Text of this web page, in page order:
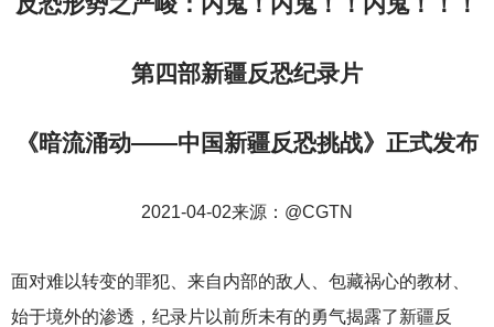
第四部新疆反恐纪录片
《暗流涌动——中国新疆反恐挑战》正式发布
2021-04-02来源：@CGTN
面对难以转变的罪犯、来自内部的敌人、包藏祸心的教材、
始于境外的渗透，纪录片以前所未有的勇气揭露了新疆反